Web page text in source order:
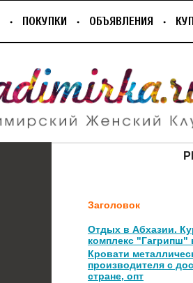
ПОКУПКИ ОБЪЯВЛЕНИЯ
Заголовок
Отдых в Абхазии.
комплекс "Гагрипш"
Кровати
производителя с
стране, опт